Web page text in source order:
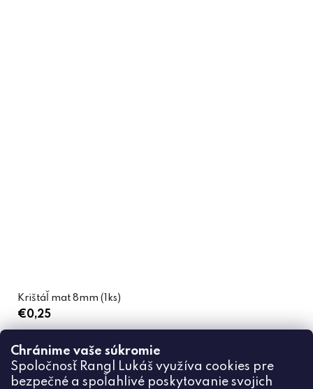
Chránime vaše súkromie
Spoločnosť Rangl Lukáš využíva cookies pre
bezpečné a spoľahlivé poskytovanie svojich
Krištáľ mat 8mm (1ks)
€0,25
DO KOŠÍKA